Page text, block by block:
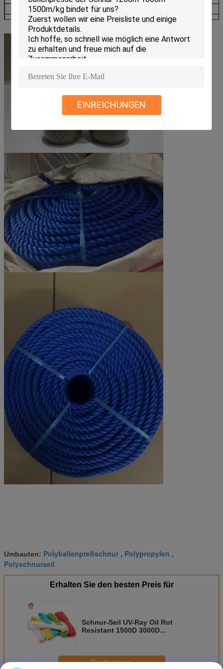
EINREICHUNGEN
60000
150
72000
125 6 1000
Umbauten: Polyballenpreßschnur , Polypropylen ,
Polyschnurseil
Erhalten Sie den besten Preis für
Schnur-Seil UV-Ray Oil Rot
Resistant 1500D 3000D
Fortsetzen